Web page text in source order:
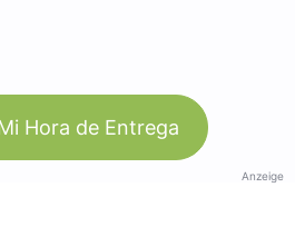
Hora de Entrega
Anzeige